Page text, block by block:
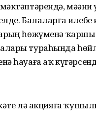
мәҙәни
Балаларға илебеҙ
һөжүменә ҡаршы
тураһында
һауаға аҡ
лә акцияға